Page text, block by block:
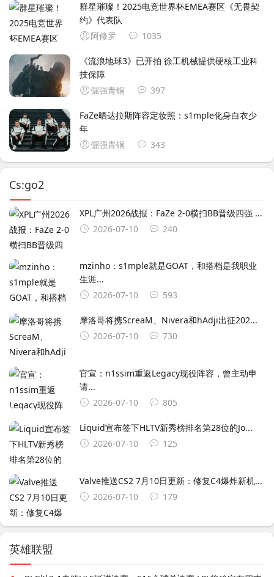
群星璀璨！2025电竞世界杯EMEA赛区《无畏契
约》代表队
阿修罗
1035
《流浪地球3》已开拍 徐工机械提供硬核工业科
技保障
倔强青铜
397
FaZe晒达拉斯阵容定妆照：s1mple化身白衣少
年
倔强青铜
343
Cs:go2
XPL广州2026战报：FaZe 2-0横扫BB晋级四强 ...
2026-07-10
240
mzinho：s1mple就是GOAT，和搭档是我职业
生涯...
2026-07-10
593
摩洛哥将携ScreaM、Nivera和hAdji出征202...
2026-07-10
730
官宣：n1ssim重返Legacy现役阵容，曾主动申
请...
2026-07-10
805
Liquid宣布签下HLTV新秀榜排名第28位的Jo...
2026-07-10
125
Valve推送CS2 7月10日更新：修复C4爆炸新机...
2026-07-10
179
英雄联盟